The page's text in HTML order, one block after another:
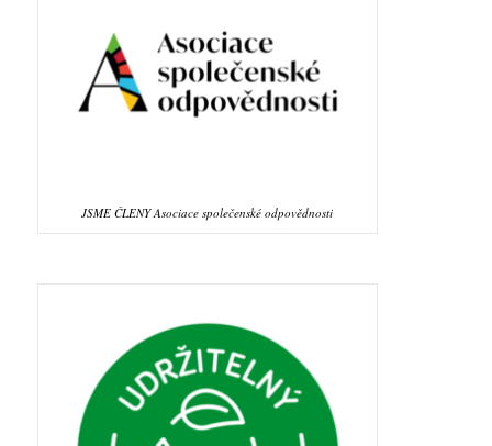
JSME ČLENY Asociace společenské odpovědnosti